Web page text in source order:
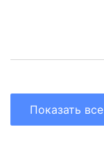
Показать